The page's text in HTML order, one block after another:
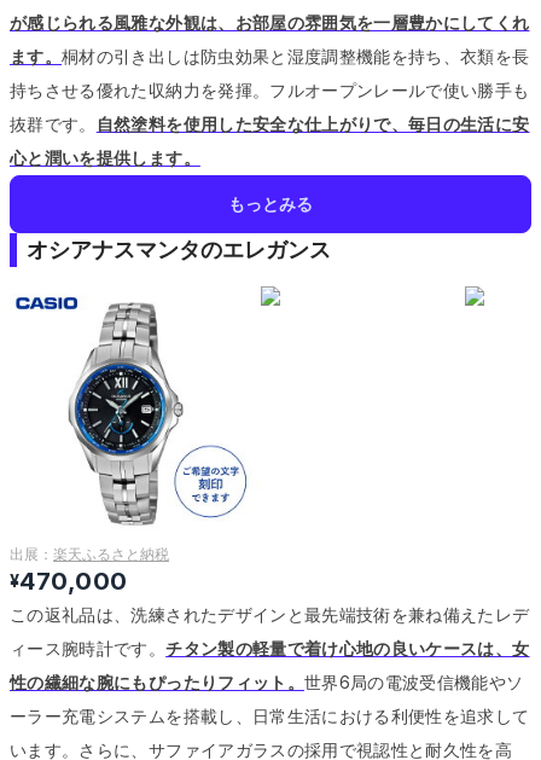
が感じられる風雅な外観は、お部屋の雰囲気を一層豊かにしてくれ
ます。桐材の引き出しは防虫効果と湿度調整機能を持ち、衣類を長
持ちさせる優れた収納力を発揮。 フルオープンレールで使い勝手も
抜群です。
自然塗料を使用した安全な仕上がりで、毎日の生活に安
心と潤いを提供します。
もっとみる
オシアナスマンタのエレガンス
出展： 楽天ふるさと納税
¥470,000
この返礼品は、洗練されたデザインと最先端技術を兼ね備えたレデ
ィース腕時計です。チタン製の軽量で着け心地の良いケースは、女
性の繊細な腕にもぴったりフィット。 世界6局の電波受信機能やソ
ーラー充電システムを搭載し、日常生活における利便性を追求して
います。 さらに、サファイアガラスの採用で視認性と耐久性を高